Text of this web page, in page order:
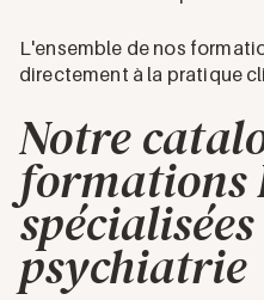
L'ensemble de nos
directement à la pratique
Notre
formations
psychiatrie